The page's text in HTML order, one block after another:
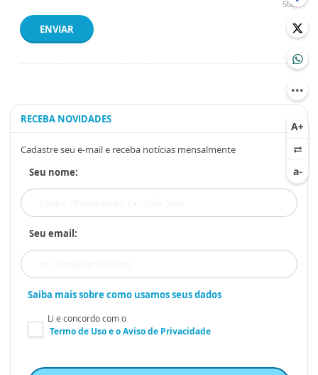
500
ENVIAR
RECEBA NOVIDADES
Cadastre seu e-mail e receba notícias mensalmente
Seu nome:
Seu email:
Saiba mais sobre como usamos seus dados
Li e concordo com o
Termo de Usoe oAviso de Privacidade